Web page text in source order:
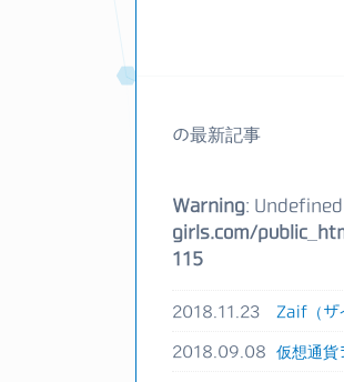
の最新記事
Warning:
girls.com/
115
2018.11.23 Zaif（ザ
2018.09.08 仮想通貨